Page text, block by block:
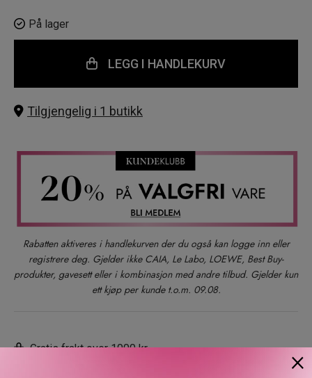
På lager
LEGG I HANDLEKURV
Tilgjengelig i 1 butikk
Rabatten aktiveres i handlekurven der du også kan logge inn eller
registrere deg. Gjelder ikke CAIA, Le Labo, LOEWE, Best Buy-
produkter, gavesett eller i kombinasjon med andre tilbud. Gjelder kun
ett kjøp per kunde t.o.m. 09.08.
Gratis frakt over 1000 kr
×